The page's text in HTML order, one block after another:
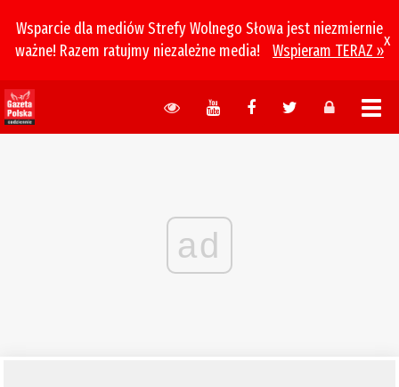
Wsparcie dla mediów Strefy Wolnego Słowa jest niezmiernie
ważne! Razem ratujmy niezależne media!
Wspieram TERAZ »
x
ad